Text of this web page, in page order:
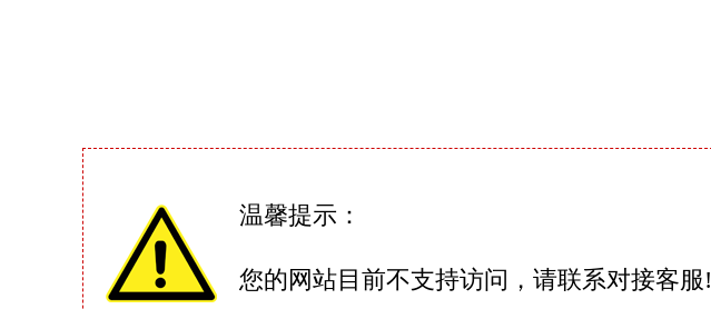
温馨提示：
您的网站目前不支持访问，请联系对接客服!